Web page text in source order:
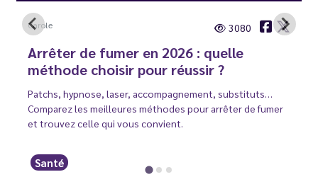
Carole 3080
Arrêter de fumer en 2026 : quelle
méthode choisir pour réussir ?
Patchs, hypnose, laser, accompagnement, substituts…
Comparez les meilleures méthodes pour arrêter de fumer
et trouvez celle qui vous convient.
Santé